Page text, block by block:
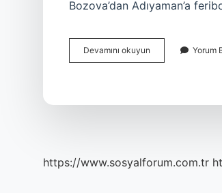
Bozova’dan Adıyaman’a
Devamını okuyun
Eskiden
Yorum
https://www.sosyalforum.com.tr